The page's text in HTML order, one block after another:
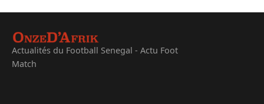
Actualités du Football Senegal - Actu Foot
Match